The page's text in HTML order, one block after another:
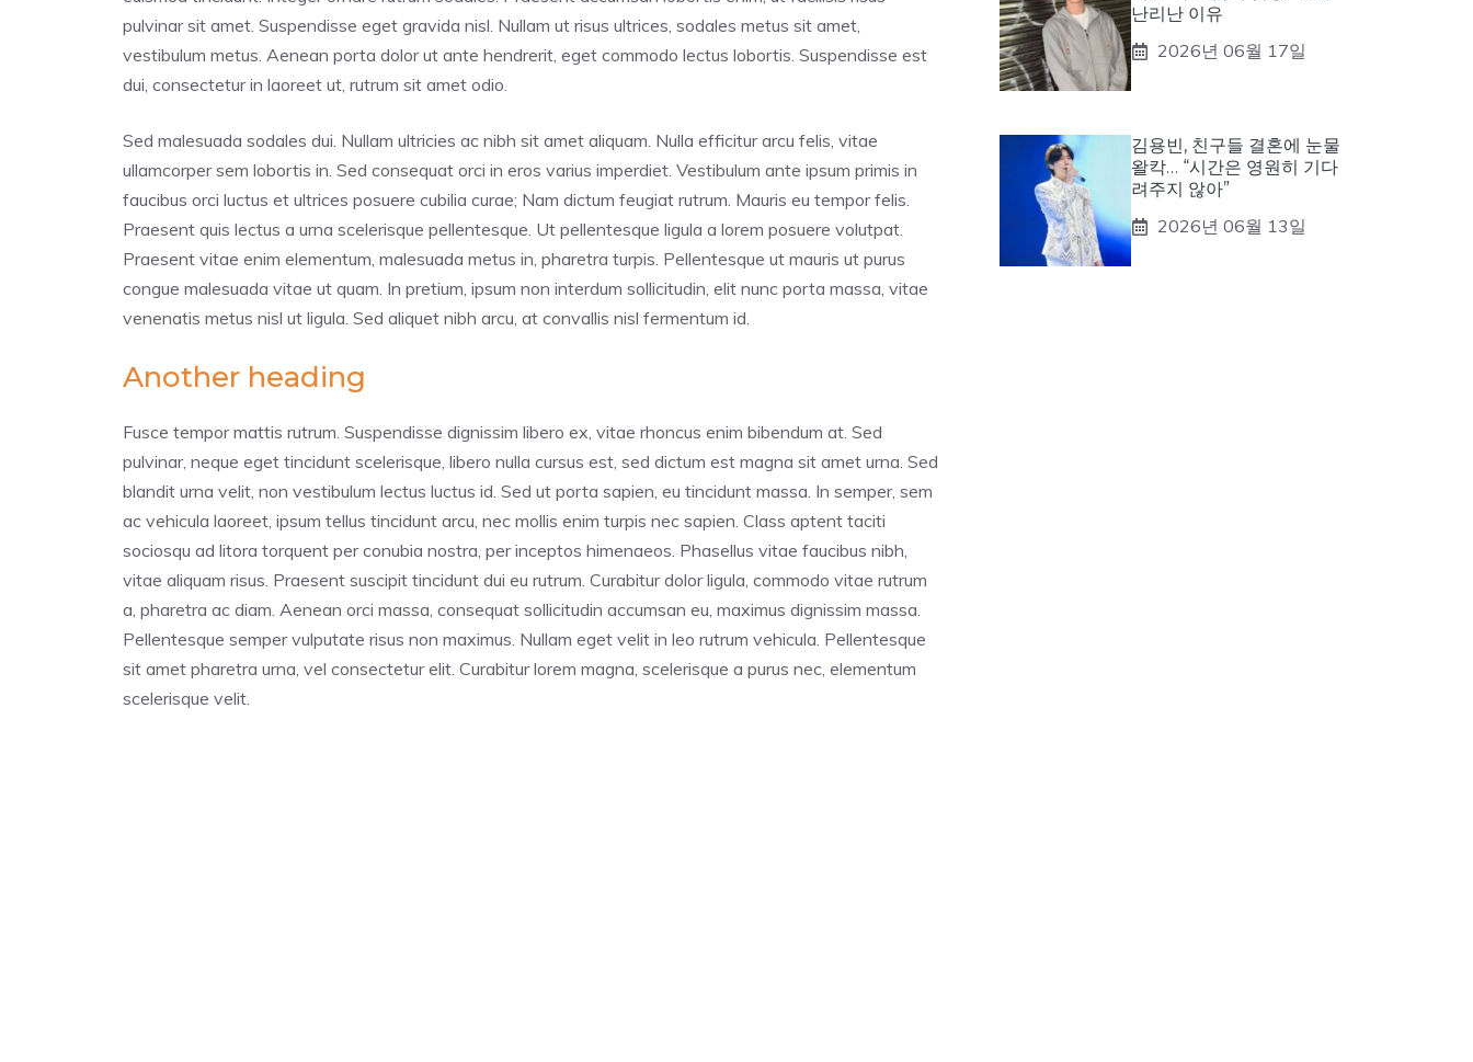
pulvinar sit amet. Suspendisse eget gravida nisl. Nullam ut risus ultrices, sodales metus sit amet,
vestibulum metus. Aenean porta dolor ut ante hendrerit, eget commodo lectus lobortis. Suspendisse est
dui, consectetur in laoreet ut, rutrum sit amet odio.
Sed malesuada sodales dui. Nullam ultricies ac nibh sit amet aliquam. Nulla efficitur arcu felis, vitae
ullamcorper sem lobortis in. Sed consequat orci in eros varius imperdiet. Vestibulum ante ipsum primis in
faucibus orci luctus et ultrices posuere cubilia curae; Nam dictum feugiat rutrum. Mauris eu tempor felis.
Praesent quis lectus a urna scelerisque pellentesque. Ut pellentesque ligula a lorem posuere volutpat.
Praesent vitae enim elementum, malesuada metus in, pharetra turpis. Pellentesque ut mauris ut purus
congue malesuada vitae ut quam. In pretium, ipsum non interdum sollicitudin, elit nunc porta massa, vitae
venenatis metus nisl ut ligula. Sed aliquet nibh arcu, at convallis nisl fermentum id.
Another heading
Fusce tempor mattis rutrum. Suspendisse dignissim libero ex, vitae rhoncus enim bibendum at. Sed
pulvinar, neque eget tincidunt scelerisque, libero nulla cursus est, sed dictum est magna sit amet urna. Sed
blandit urna velit, non vestibulum lectus luctus id. Sed ut porta sapien, eu tincidunt massa. In semper, sem
ac vehicula laoreet, ipsum tellus tincidunt arcu, nec mollis enim turpis nec sapien. Class aptent taciti
sociosqu ad litora torquent per conubia nostra, per inceptos himenaeos. Phasellus vitae faucibus nibh,
vitae aliquam risus. Praesent suscipit tincidunt dui eu rutrum. Curabitur dolor ligula, commodo vitae rutrum
a, pharetra ac diam. Aenean orci massa, consequat sollicitudin accumsan eu, maximus dignissim massa.
Pellentesque semper vulputate risus non maximus. Nullam eget velit in leo rutrum vehicula. Pellentesque
sit amet pharetra urna, vel consectetur elit. Curabitur lorem magna, scelerisque a purus nec, elementum
scelerisque velit.
난리난 이유
2026년 06월 17일
김용빈, 친구들 결혼에 눈물
왈칵… “시간은 영원히 기다
려주지 않아”
2026년 06월 13일